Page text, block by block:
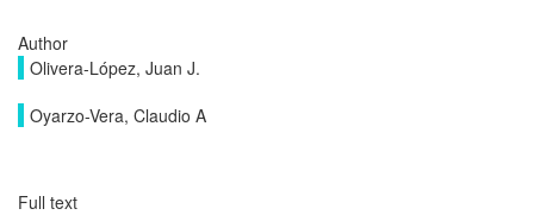
Author
Olivera-López, Juan J.
Oyarzo-Vera, Claudio A
Full text